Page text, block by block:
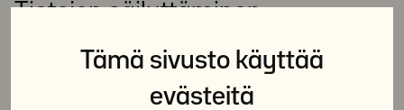
Tämä sivusto käyttää
evästeitä
Tietojen säilyttäminen
Säilytämme henkilötietojasi keräämisperusteen
mukaisesti määritellyn ajan. Aika määräytyy sen